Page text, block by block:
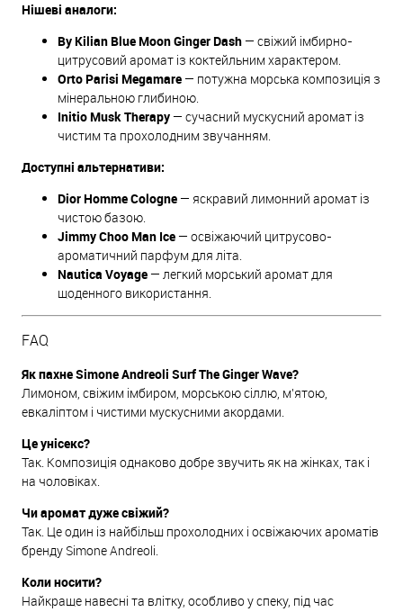
Нішеві аналоги:
By Kilian Blue Moon Ginger Dash — свіжий імбирно-
цитрусовий аромат із коктейльним характером.
Orto Parisi Megamare — потужна морська композиція з
мінеральною глибиною.
Initio Musk Therapy — сучасний мускусний аромат із
чистим та прохолодним звучанням.
Доступні альтернативи:
Dior Homme Cologne — яскравий лимонний аромат із
чистою базою.
Jimmy Choo Man Ice — освіжаючий цитрусово-
ароматичний парфум для літа.
Nautica Voyage — легкий морський аромат для
щоденного використання.
FAQ
Як пахне Simone Andreoli Surf The Ginger Wave?
Лимоном, свіжим імбиром, морською сіллю, м'ятою,
евкаліптом і чистими мускусними акордами.
Це унісекс?
Так. Композиція однаково добре звучить як на жінках, так і
на чоловіках.
Чи аромат дуже свіжий?
Так. Це один із найбільш прохолодних і освіжаючих ароматів
бренду Simone Andreoli.
Коли носити?
Найкраще навесні та влітку, особливо у спеку, під час